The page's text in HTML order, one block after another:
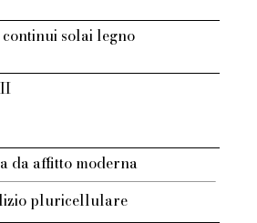
continui solai legno
da affitto moderna
pluricellulare